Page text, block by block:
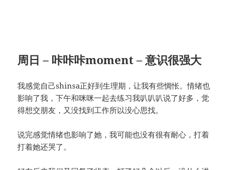
周日 – 咔咔咔moment – 意识很强大
我感觉自己shinsa正好到生理期，让我有些惆怅。情绪也
影响了我，下午和咪咪一起去练习我叭叭叭说了好多，觉
得想交朋友，又没找到工作所以没心思找。
说完感觉情绪也影响了她，我可能也没有很有耐心，打着
打着她还哭了。